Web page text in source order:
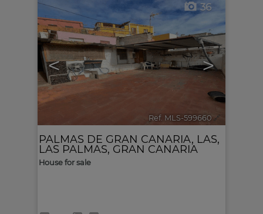
< >
36
Ref. MLS-599660 🔗
PALMAS DE GRAN CANARIA, LAS,
LAS PALMAS, GRAN CANARIA
House for sale